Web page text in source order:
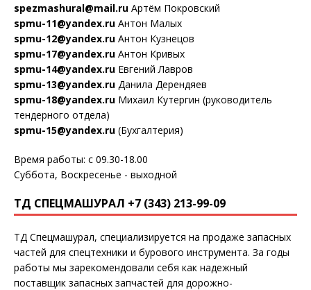
spezmashural@mail.ru Артём Покровский
spmu-11@yandex.ru Антон Малых
spmu-12@yandex.ru Антон Кузнецов
spmu-17@yandex.ru Антон Кривых
spmu-14@yandex.ru Евгений Лавров
spmu-13@yandex.ru Данила Дерендяев
spmu-18@yandex.ru Михаил Кутергин (руководитель
тендерного отдела)
spmu-15@yandex.ru (Бухгалтерия)
Время работы: с 09.30-18.00
Суббота, Воскресенье - выходной
ТД СПЕЦМАШУРАЛ +7 (343) 213-99-09
ТД Спецмашурал, специализируется на продаже запасных
частей для спецтехники и бурового инструмента. За годы
работы мы зарекомендовали себя как надежный
поставщик запасных запчастей для дорожно-